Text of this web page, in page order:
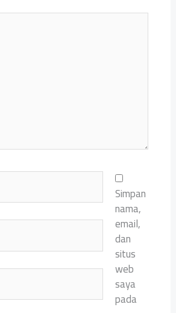
Simpan
nama,
email,
dan
situs
web
saya
pada